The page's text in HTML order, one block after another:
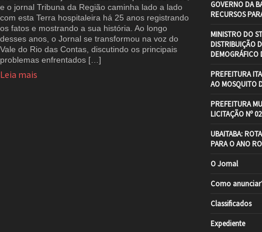
e o jornal Tribuna da Região caminha lado a lado
com esta Terra hospitaleira há 25 anos registrando
os fatos e mostrando a sua história. Ao longo
desses anos, o Jornal se transformou na voz do
Vale do Rio das Contas, discutindo os principais
problemas enfrentados […]
Leia mais
GOVERNO DA
RECURSOS
MINISTRO DO
DISTRIBUIÇÃO
DEMOGRÁFICO
PREFEITURA
AO MOSQUITO
PREFEITURA
LICITAÇÃO Nº
UBAITABA:
PARA O ANO
O Jornal
Como
Classificados
Expediente